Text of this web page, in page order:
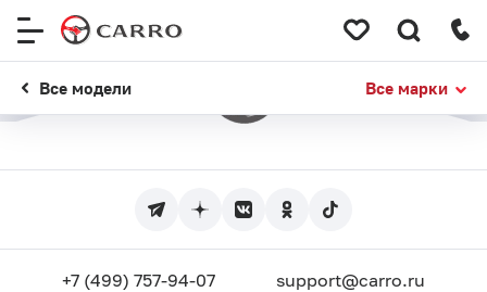
Все модели Все марки
+7 (499) 757-94-07 support@carro.ru